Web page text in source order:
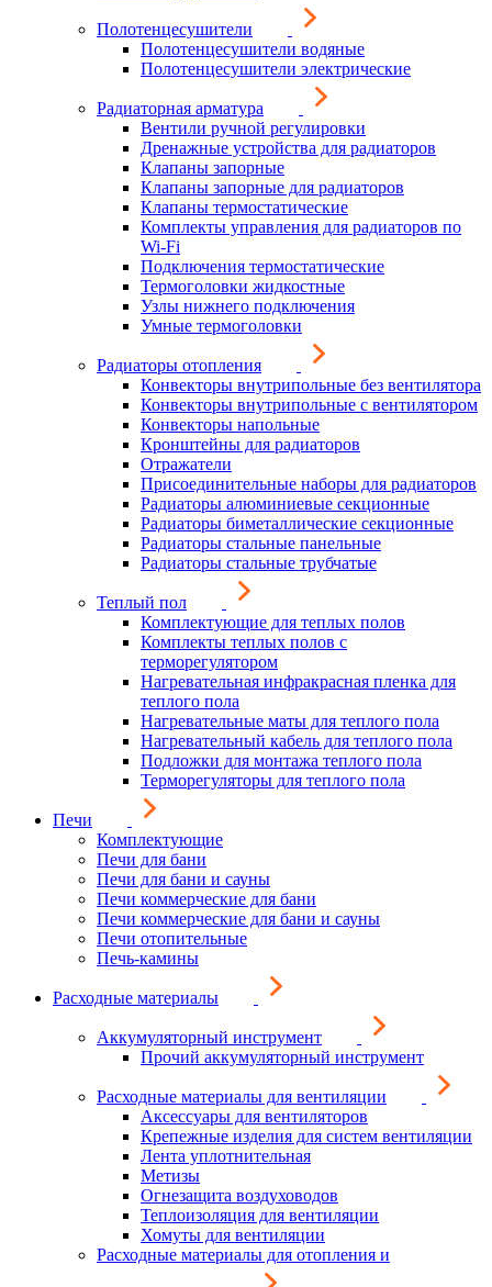
Полотенцесушители
Полотенцесушители водяные
Полотенцесушители электрические
Радиаторная арматура
Вентили ручной регулировки
Дренажные устройства для радиаторов
Клапаны запорные
Клапаны запорные для радиаторов
Клапаны термостатические
Комплекты управления для радиаторов по
Wi-Fi
Подключения термостатические
Термоголовки жидкостные
Узлы нижнего подключения
Умные термоголовки
Радиаторы отопления
Конвекторы внутрипольные без вентилятора
Конвекторы внутрипольные с вентилятором
Конвекторы напольные
Кронштейны для радиаторов
Отражатели
Присоединительные наборы для радиаторов
Радиаторы алюминиевые секционные
Радиаторы биметаллические секционные
Радиаторы стальные панельные
Радиаторы стальные трубчатые
Теплый пол
Комплектующие для теплых полов
Комплекты теплых полов с
терморегулятором
Нагревательная инфракрасная пленка для
теплого пола
Нагревательные маты для теплого пола
Нагревательный кабель для теплого пола
Подложки для монтажа теплого пола
Терморегуляторы для теплого пола
Печи
Комплектующие
Печи для бани
Печи для бани и сауны
Печи коммерческие для бани
Печи коммерческие для бани и сауны
Печи отопительные
Печь-камины
Расходные материалы
Аккумуляторный инструмент
Прочий аккумуляторный инструмент
Расходные материалы для вентиляции
Аксессуары для вентиляторов
Крепежные изделия для систем вентиляции
Лента уплотнительная
Метизы
Огнезащита воздуховодов
Теплоизоляция для вентиляции
Хомуты для вентиляции
Расходные материалы для отопления и